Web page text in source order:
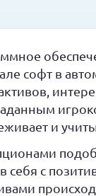
софт в
и
себя с